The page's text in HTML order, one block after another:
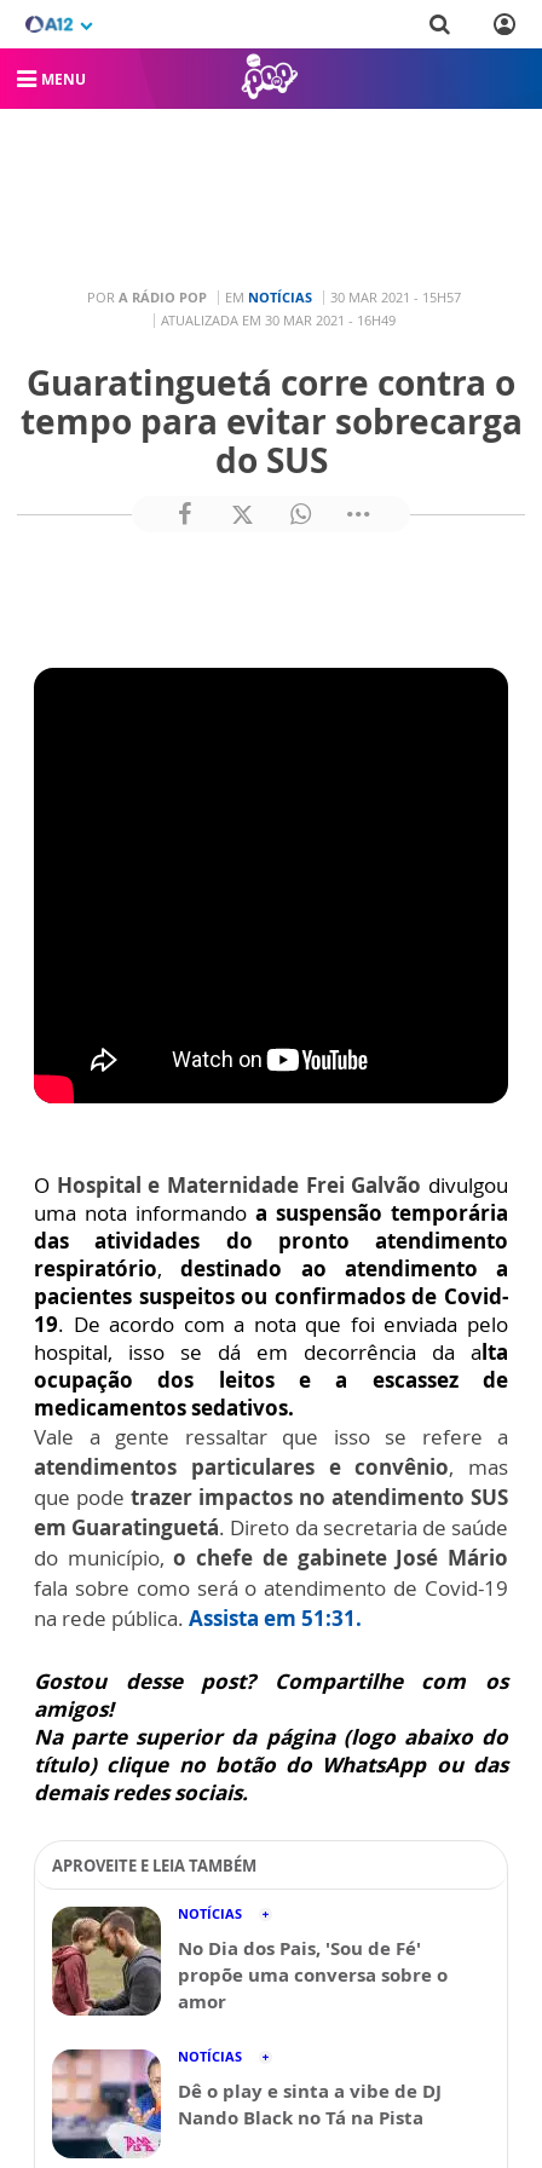
MENU
POR A RÁDIO POP EM NOTÍCIAS
30 MAR 2021 - 15H57
ATUALIZADA EM 30 MAR 2021 - 16H49
Guaratinguetá corre contra o
tempo para evitar sobrecarga
do SUS
O Hospital e Maternidade Frei Galvão divulgou
uma nota informando a suspensão temporária
das atividades do pronto atendimento
respiratório, destinado ao atendimento a
pacientes suspeitos ou confirmados de Covid-
19. De acordo com a nota que foi enviada pelo
hospital, isso se dá em decorrência da alta
ocupação dos leitos e a escassez de
medicamentos sedativos.
Vale a gente ressaltar que isso se refere a
atendimentos particulares e convênio, mas
que pode trazer impactos no atendimento SUS
em Guaratinguetá. Direto da secretaria de saúde
do município,o chefe de gabinete José Mário
fala sobre como será o atendimento de Covid-19
na rede pública. Assista em 51:31.
Gostou desse post? Compartilhe com os
amigos!
Na parte superior da página (logo abaixo do
título) clique no botão do WhatsApp ou das
demais redes sociais.
APROVEITE E LEIA TAMBÉM
NOTÍCIAS
No Dia dos Pais, 'Sou de Fé'
propõe uma conversa sobre o
amor
NOTÍCIAS
Dê o play e sinta a vibe de DJ
Nando Black no Tá na Pista